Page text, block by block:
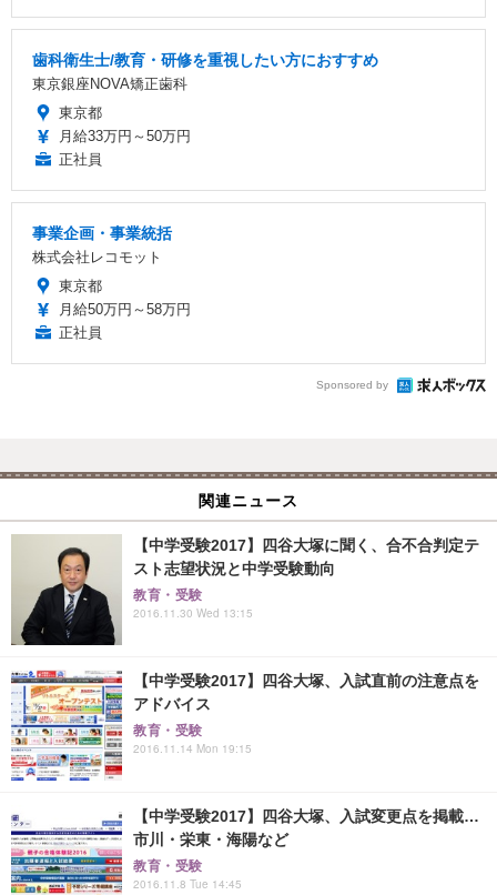
歯科衛生士/教育・研修を重視したい方におすすめ
東京銀座NOVA矯正歯科
東京都
月給33万円～50万円
正社員
事業企画・事業統括
株式会社レコモット
東京都
月給50万円～58万円
正社員
Sponsored by
関連ニュース
【中学受験2017】四谷大塚に聞く、合不合判定テ
スト志望状況と中学受験動向
教育・受験
2016.11.30 Wed 13:15
【中学受験2017】四谷大塚、入試直前の注意点を
アドバイス
教育・受験
2016.11.14 Mon 19:15
【中学受験2017】四谷大塚、入試変更点を掲載…
市川・栄東・海陽など
教育・受験
2016.11.8 Tue 14:45